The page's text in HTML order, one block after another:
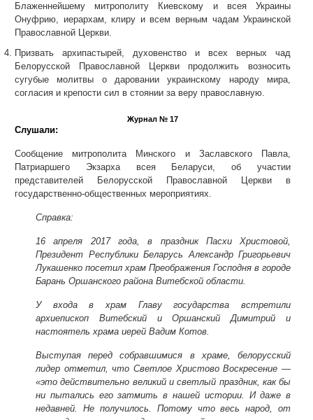
Блаженнейшему митрополиту Киевскому и всея Украины
Онуфрию, иерархам, клиру и всем верным чадам Украинской
Православной Церкви.
Призвать архипастырей, духовенство и всех верных чад
Белорусской Православной Церкви продолжить возносить
сугубые молитвы о даровании украинскому народу мира,
согласия и крепости сил в стоянии за веру православную.
Журнал № 17
Слушали:
Сообщение митрополита Минского и Заславского Павла,
Патриаршего Экзарха всея Беларуси, об участии
представителей Белорусской Православной Церкви в
государственно-общественных мероприятиях.
Справка:
16 апреля 2017 года, в праздник Пасхи Христовой,
Президент Республики Беларусь Александр Григорьевич
Лукашенко посетил храм Преображения Господня в городе
Барань Оршанского района Витебской области.
У входа в храм Главу государства встретили
архиепископ Витебский и Оршанский Димитрий и
настоятель храма иерей Вадим Котов.
Выступая перед собравшимися в храме, белорусский
лидер отметил, что Светлое Христово Воскресение —
«это действительно великий и светлый праздник, как бы
ни пытались его затмить в нашей истории. И даже в
недавней. Не получилось. Потому что весь народ, от